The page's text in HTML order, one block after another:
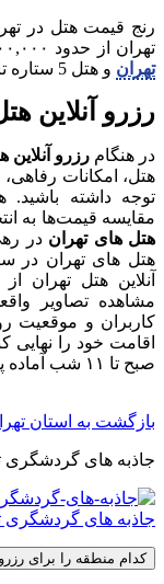
رنج قیمت هتل در
تهران از حدود ۷,۲۰۰,۰۰۰‌ریال است و این مبلغ برای
تهران و هتل 5 ستاره تا ۱۱۶,۸۵۰,۰۰۰‌ریال یا بیشتر نیز می‌رسد.
رزرو آنلاین
در هنگام رزرو آنلاین
هتل، امکانات
توجه داشته باشید.
مقایسه قیمت‌ها به
هتل های تهران در
هتل های تهران در
آنلاین هتل تهران
مشاهده تصاویر
کاربران و موقعیت
صبح تا ۱۱ شب آماده پاسخ‌گویی به سوالات شما است.
بازگشت به استان
جاذبه های گردشگری
جاذبه های گردشگری
کدام منطقه را برای